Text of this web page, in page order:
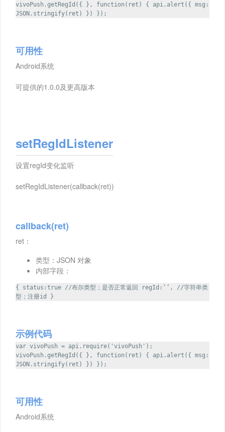
vivoPush.getRegId({ }, function(ret) { api.alert({ msg:
JSON.stringify(ret) }) });
可用性
Android系统
可提供的1.0.0及更高版本
setRegIdListener
设置regId变化监听
setRegIdListener(callback(ret))
callback(ret)
ret：
类型：JSON 对象
内部字段：
{ status:true //布尔类型；是否正常返回 regId:‘’, //字符串类
型；注册id }
示例代码
var vivoPush = api.require('vivoPush');
vivoPush.getRegId({ }, function(ret) { api.alert({ msg:
JSON.stringify(ret) }) });
可用性
Android系统